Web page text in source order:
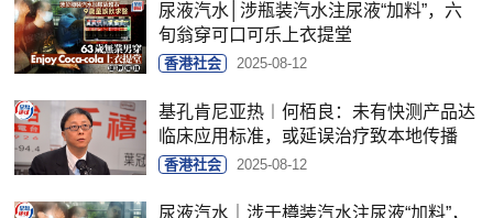
尿液汽水│涉瓶装汽水注尿液“加料”，六
旬翁穿可口可乐上衣提堂
香港社会 2025-08-12
基孔肯尼亚热︱何栢良：未有快测产品达
临床应用标准，或延误治疗致本地传播
香港社会 2025-08-12
尿液汽水｜涉于樽装汽水注尿液“加料”，